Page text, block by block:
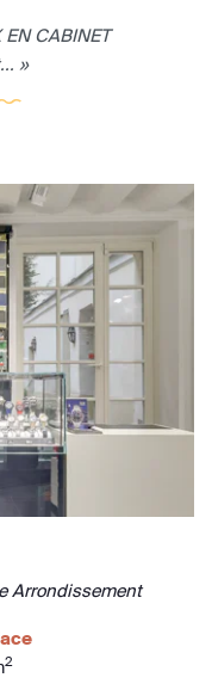
EN CABINET
»
Arrondissement
2